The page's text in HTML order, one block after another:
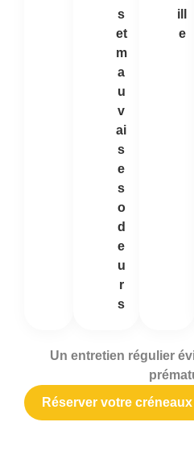
s
et
m
a
u
v
ai
s
e
s
o
d
e
u
r
s
ill
e
Un entretien régulier
Réserver votre